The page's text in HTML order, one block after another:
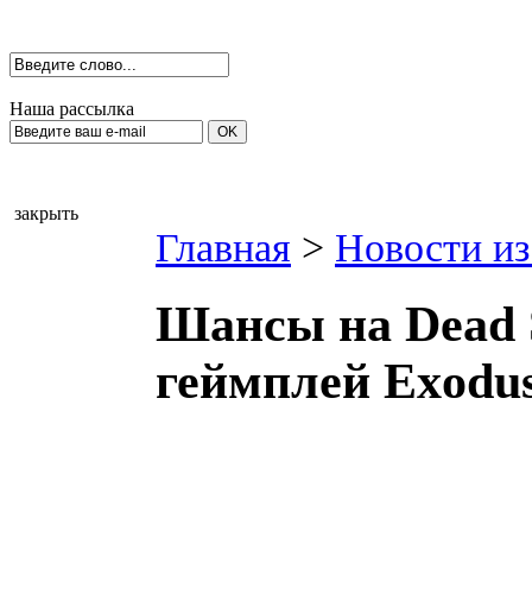
Наша рассылка
закрыть
Главная > Новости
Шансы на Dead
геймплей